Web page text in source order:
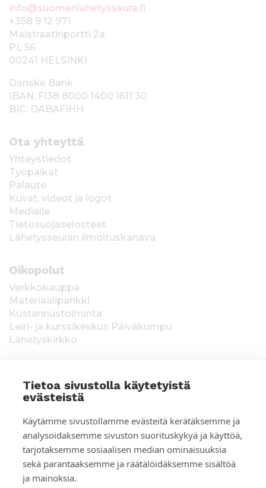
Tietoa sivustolla käytetyistä
evästeistä
Käytämme sivustollamme evästeitä kerätäksemme ja
analysoidaksemme sivuston suorituskykyä ja käyttöä,
tarjotaksemme sosiaalisen median ominaisuuksia
sekä parantaaksemme ja räätälöidäksemme sisältöä
ja mainoksia.
info@suomenlahetysseura.fi
+358 9 12 971
Maistraatinportti 2a
PL 56
00241 HELSINKI
Danske Bank
IBAN: FI38 8000 1400 1611 30
BIC: DABAFIHH
Ota yhteyttä
Yhteystiedot
Työpaikat
Palaute
Kuvat, videot ja logot
Medialle
Tietosuojaselosteet
Lähetysseuran ilmoituskanava
Oikopolut
Verkkokauppa
Materiaalipankki
Kustannustoiminta
Leiri- ja kurssikeskus Päiväkumpu
Lähetyskirkko
voimassa toistaiseksi 1.1.2021 alkaen, myönnetty
1.12.2020, Poliisihallitus. Ahvenanmaa ÅLR
2025/5437, voimassa 1.1.–31.12.2026, myönnetty
28.8.2025 Ahvenanmaan maakuntahallitus. Kerätyt
varat käytetään Suomen Lähetysseuran